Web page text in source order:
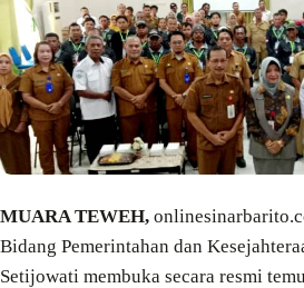
MUARA TEWEH,
Bidang Pemerintahan dan
Setijowati membuka secara resmi